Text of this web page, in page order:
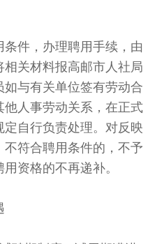
件，办理聘用手续，由
关材料报高邮市人社局
与有关单位签有劳动合
人事劳动关系，在正式
自行负责处理。对反映
符合聘用条件的，不予
资格的不再递补。